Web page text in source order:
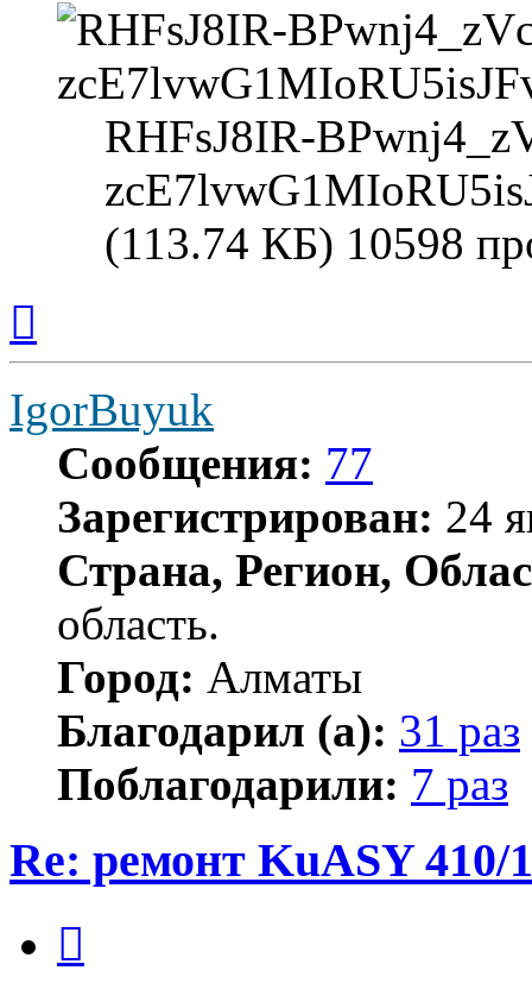
RHFsJ8IR-
(113.74 КБ) 10598
началу
IgorBuyuk
Сообщения: 77
Зарегистрирован: 24
Страна, Регион,
область.
Город: Алматы
Благодарил (а): 31 раз
Поблагодарили: 7 раз
Re: ремонт KuASY 410/